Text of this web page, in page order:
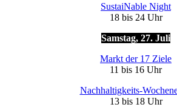
Sus­taiNable Night
18 bis 24 Uhr
Sams­tag, 27. Juli
Markt der 17 Ziele
11 bis 16 Uhr
Nach­hal­tig­keits-
13 bis 18 Uhr